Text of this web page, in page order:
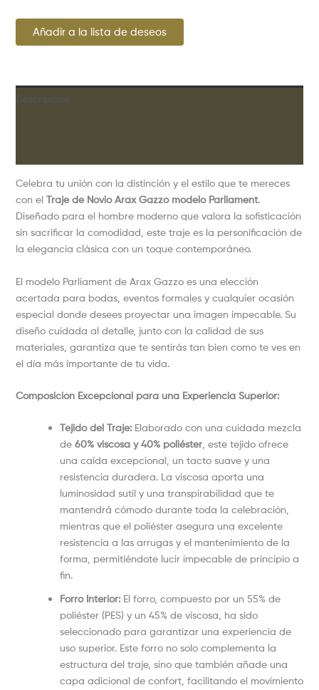
Añadir a la lista de deseos
Descripción
Celebra tu unión con la distinción y el estilo que te mereces
con el Traje de Novio Arax Gazzo modelo Parliament.
Diseñado para el hombre moderno que valora la sofisticación
sin sacrificar la comodidad, este traje es la personificación de
la elegancia clásica con un toque contemporáneo.
El modelo Parliament de Arax Gazzo es una elección
acertada para bodas, eventos formales y cualquier ocasión
especial donde desees proyectar una imagen impecable. Su
diseño cuidada al detalle, junto con la calidad de sus
materiales, garantiza que te sentirás tan bien como te ves en
el día más importante de tu vida.
Composición Excepcional para una Experiencia Superior:
Tejido del Traje:Elaborado con una cuidada mezcla
de 60% viscosa y 40% poliéster, este tejido ofrece
una caída excepcional, un tacto suave y una
resistencia duradera. La viscosa aporta una
luminosidad sutil y una transpirabilidad que te
mantendrá cómodo durante toda la celebración,
mientras que el poliéster asegura una excelente
resistencia a las arrugas y el mantenimiento de la
forma, permitiéndote lucir impecable de principio a
fin.
Forro Interior:El forro, compuesto por un 55% de
poliéster (PES) y un 45% de viscosa, ha sido
seleccionado para garantizar una experiencia de
uso superior. Este forro no solo complementa la
estructura del traje, sino que también añade una
capa adicional de confort, facilitando el movimiento